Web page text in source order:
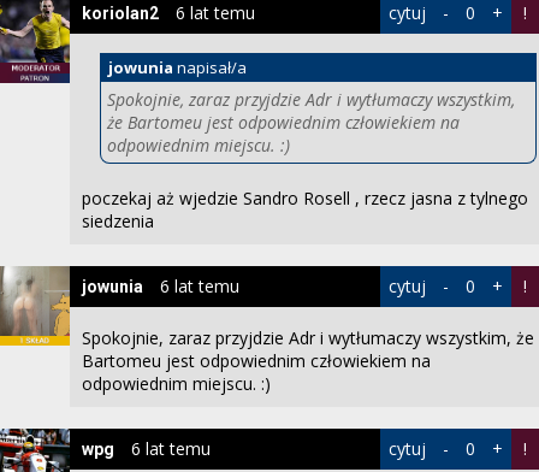
jowunia napisał/a
Spokojnie, zaraz przyjdzie Adr i wytłumaczy wszystkim,
że Bartomeu jest odpowiednim człowiekiem na
odpowiednim miejscu. :)
poczekaj aż wjedzie Sandro Rosell , rzecz jasna z tylnego
siedzenia
koriolan2 6 lat temu cytuj - 0 + !
Spokojnie, zaraz przyjdzie Adr i wytłumaczy wszystkim, że
Bartomeu jest odpowiednim człowiekiem na
odpowiednim miejscu. :)
jowunia 6 lat temu cytuj - 0 + !
wpg 6 lat temu cytuj - 0 + !